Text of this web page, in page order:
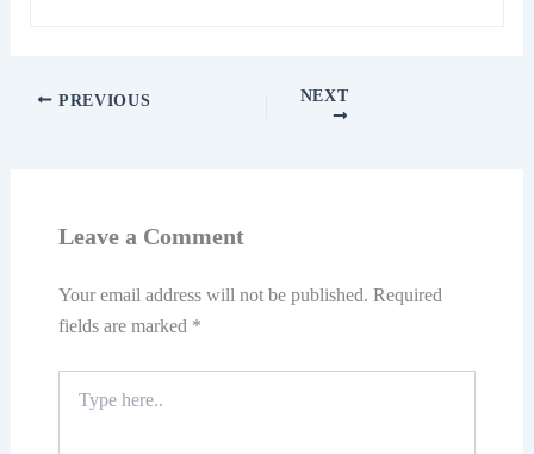
PREVIOUS NEXT
Leave a Comment
Your email address will not be published. Required
fields are marked *
here..